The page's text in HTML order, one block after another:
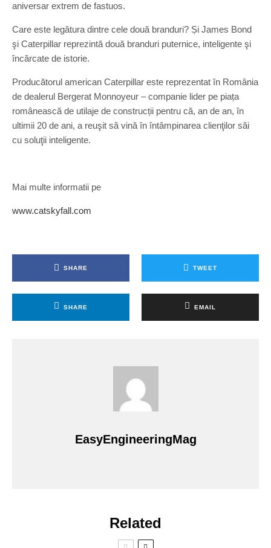
aniversar extrem de fastuos.
Care este legătura dintre cele două branduri? Și James Bond
şi Caterpillar reprezintă două branduri puternice, inteligente şi
încărcate de istorie.
Producătorul american Caterpillar este reprezentat în România
de dealerul Bergerat Monnoyeur – companie lider pe piața
românească de utilaje de construcții pentru că, an de an, în
ultimii 20 de ani, a reuşit să vină în întâmpinarea clienţilor săi
cu soluţii inteligente.
Mai multe informatii pe
www.catskyfall.com
SHARE TWEET
SHARE EMAIL
EasyEngineeringMag
Related